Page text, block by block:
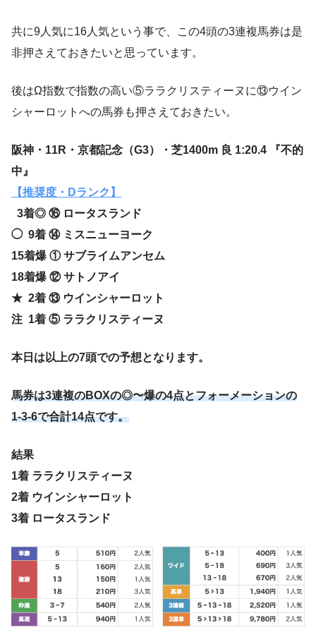
共に9人気に16人気という事で、この4頭の3連複馬券は是
非押さえておきたいと思っています。
後はΩ指数で指数の高い⑤ララクリスティーヌに⑬ウイン
シャーロットへの馬券も押さえておきたい。
阪神・11R・京都記念（G3）・芝1400m 良 1:20.4 『不的
中』
【推奨度・Dランク】
3着◎ ⑯ ロータスランド
◯ 9着 ⑭ ミスニューヨーク
15着爆 ①サブライムアンセム
18着爆 ⑫ サトノアイ
★ 2着 ⑬ ウインシャーロット
注 1着 ⑤ ララクリスティーヌ
本日は以上の7頭での予想となります。
馬券は3連複のBOXの◎〜爆の4点とフォーメーションの
1-3-6で合計14点です。
結果
1着 ララクリスティーヌ
2着 ウインシャーロット
3着 ロータスランド